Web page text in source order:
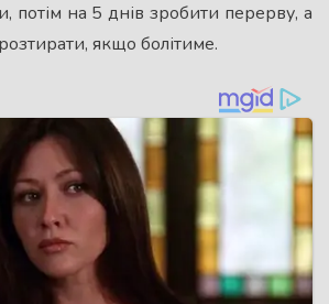
потім на 5 днів зробити перерву, а
якщо болітиме.